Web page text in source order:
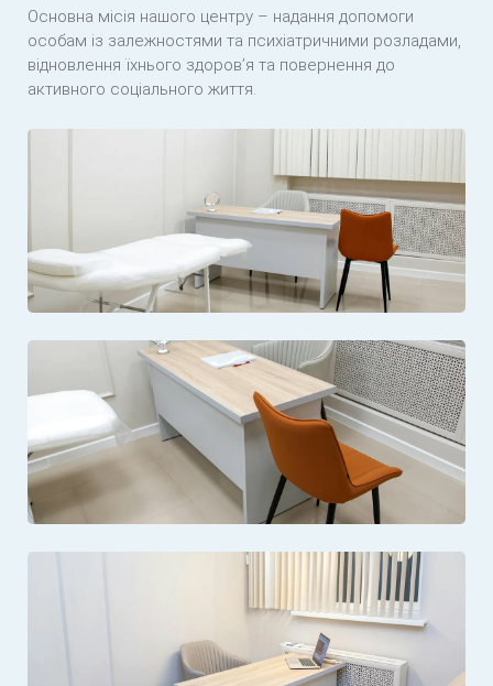
Основна місія нашого центру – надання допомоги
особам із залежностями та психіатричними розладами,
відновлення їхнього здоров’я та повернення до
активного соціального життя.
Відкрити фото: Консультаційний кабінет клініки Наркомед
Відкрити фото: Кабінет психологічної підтримки
Відкрити фото: Консультація пацієнтів у медичному центрі